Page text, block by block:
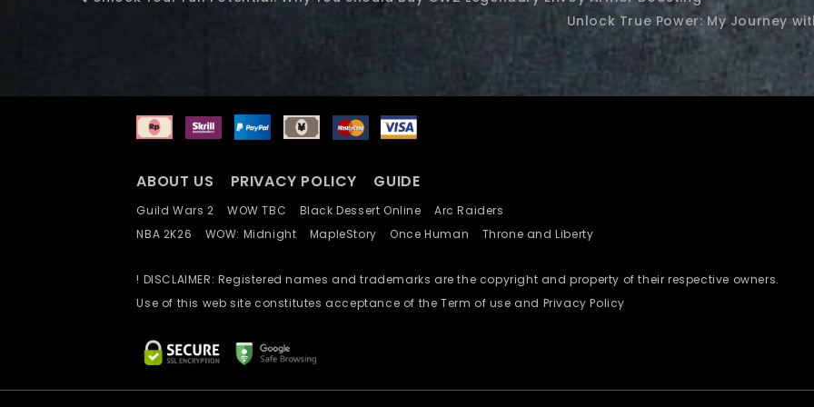
Unlock True Power: My Journey
ABOUT US PRIVACY POLICY GUIDE
Guild Wars 2 WOW TBC Black Dessert OnlineArc Raiders
NBA 2K26 WOW: Midnight MapleStory Once Human Throne and Liberty
! DISCLAIMER: Registered names and trademarks are the copyright and property of their respective owners.
Use of this web site constitutes acceptance of the Term of use and Privacy Policy